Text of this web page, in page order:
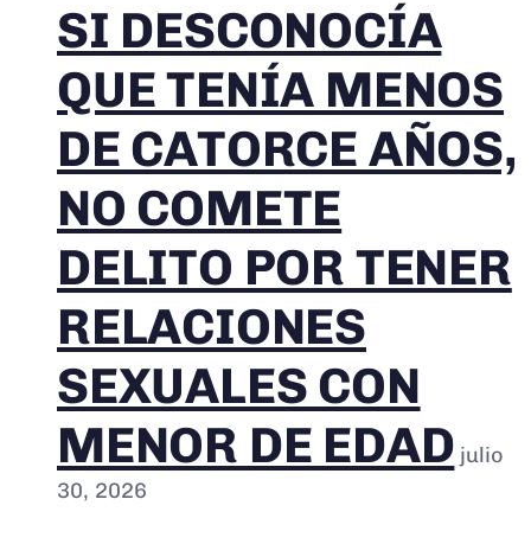
SI DESCONOCÍA
QUE TENÍA MENOS
DE CATORCE AÑOS,
NO COMETE
DELITO POR TENER
RELACIONES
SEXUALES CON
MENOR DE EDAD julio
30, 2026